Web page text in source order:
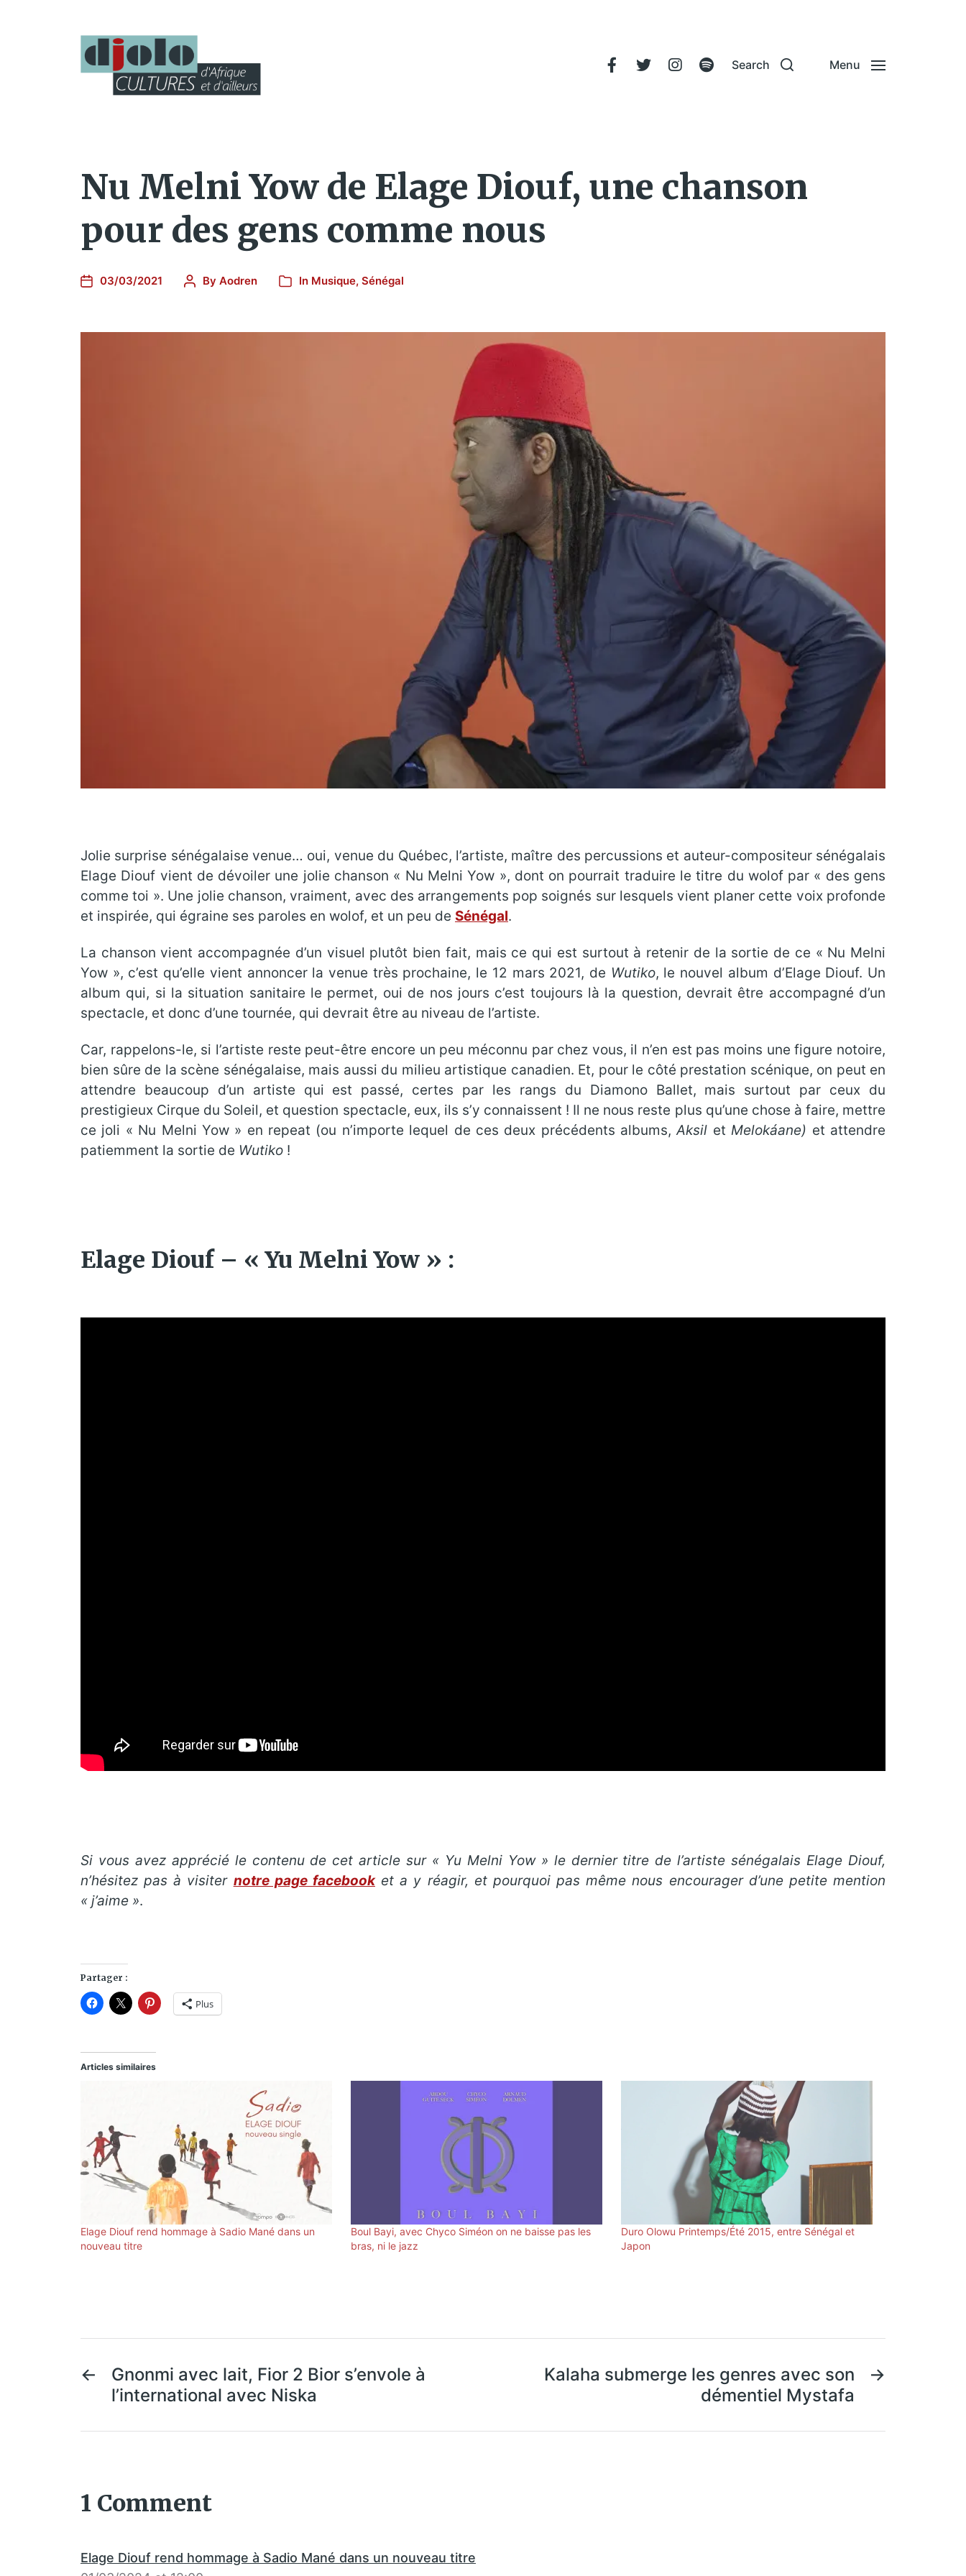
Search Menu
Nu Melni Yow de Elage Diouf, une chanson
pour des gens comme nous
03/03/2021 By Aodren In Musique, Sénégal
Jolie surprise sénégalaise venue… oui, venue du Québec, l’artiste, maître des percussions et auteur-compositeur sénégalais
Elage Diouf vient de dévoiler une jolie chanson « Nu Melni Yow », dont on pourrait traduire le titre du wolof par « des gens
comme toi ». Une jolie chanson, vraiment, avec des arrangements pop soignés sur lesquels vient planer cette voix profonde
et inspirée, qui égraine ses paroles en wolof, et un peu de Sénégal.
La chanson vient accompagnée d’un visuel plutôt bien fait, mais ce qui est surtout à retenir de la sortie de ce « Nu Melni
Yow », c’est qu’elle vient annoncer la venue très prochaine, le 12 mars 2021, de Wutiko, le nouvel album d’Elage Diouf. Un
album qui, si la situation sanitaire le permet, oui de nos jours c’est toujours là la question, devrait être accompagné d’un
spectacle, et donc d’une tournée, qui devrait être au niveau de l’artiste.
Car, rappelons-le, si l’artiste reste peut-être encore un peu méconnu par chez vous, il n’en est pas moins une figure notoire,
bien sûre de la scène sénégalaise, mais aussi du milieu artistique canadien. Et, pour le côté prestation scénique, on peut en
attendre beaucoup d’un artiste qui est passé, certes par les rangs du Diamono Ballet, mais surtout par ceux du
prestigieux Cirque du Soleil, et question spectacle, eux, ils s’y connaissent ! Il ne nous reste plus qu’une chose à faire, mettre
ce joli « Nu Melni Yow » en repeat (ou n’importe lequel de ces deux précédents albums,Aksil etMelokáane) et attendre
patiemment la sortie de Wutiko !
Elage Diouf – « Yu Melni Yow » :
Si vous avez apprécié le contenu de cet article sur « Yu Melni Yow » le dernier titre de l’artiste sénégalais Elage Diouf,
n’hésitez pas à visiter notre page facebooket a y réagir, et pourquoi pas même nous encourager d’une petite mention
« j’aime ».
Partager :
Plus
Articles similaires
Elage Diouf rend hommage à Sadio Mané dans un
nouveau titre
Boul Bayi, avec Chyco Siméon on ne baisse pas les
bras, ni le jazz
Duro Olowu Printemps/Été 2015, entre Sénégal et
Japon
←
Gnonmi avec lait, Fior 2 Bior s’envole à
l’international avec Niska
→
Kalaha submerge les genres avec son
démentiel Mystafa
1 Comment
Elage Diouf rend hommage à Sadio Mané dans un nouveau titre